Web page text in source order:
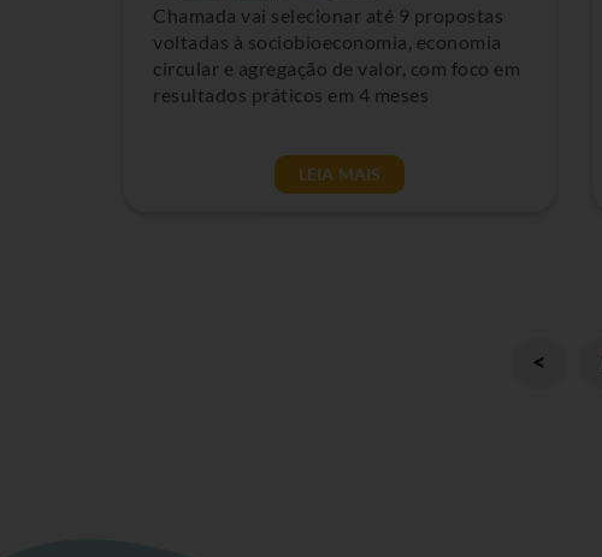
Chamada vai selecionar até 9 propostas
voltadas à sociobioeconomia, economia
circular e agregação de valor, com foco em
resultados práticos em 4 meses
LEIA MAIS
<